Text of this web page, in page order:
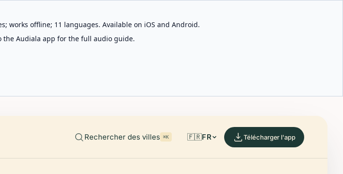
works offline; 11 languages. Available on iOS and Android.
the Audiala app for the full audio guide.
Rechercher des villes ⌘K 🇫🇷FR Télécharger l'app